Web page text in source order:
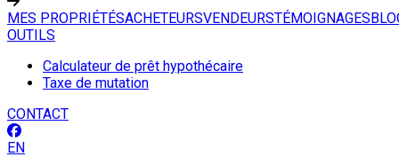
MES PROPRIÉTÉSACHETEURSVENDEURSTÉMOIGNAGES
OUTILS
Calculateur de prêt hypothécaire
Taxe de mutation
CONTACT
EN